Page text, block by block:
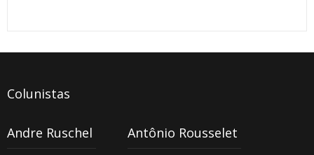
Colunistas
Andre Ruschel
Antônio Rousselet